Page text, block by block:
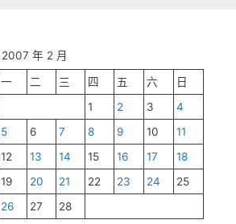
2007 年 2 月
一 二 三 四 五 六
日
1
2 3
4
5
6 7 8 9 10
11
12
13 14 15 16 17
18
19
20 21 22 23 24
25
26
27 28